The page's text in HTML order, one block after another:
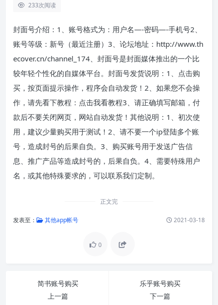
233次阅读
封面号介绍：1、账号格式为：用户名—-密码—-手机号2、
账号等级：新号（最近注册）3、论坛地址：http://www.th
ecover.cn/channel_174、封面号是封面媒体推出的一个比
较年轻个性化的自媒体平台。封面号发货说明：1、点击购
买，按页面提示操作，程序会自动发货！2、如果您不会操
作，请先看下教程：点击我看教程3、请正确填写邮箱，付
款后不要关闭网页，网站自动发货！其他说明：1、初次使
用，建议少量购买用于测试！2、请不要一个ip登陆多个账
号，造成封号的后果自负。3、购买账号用于发送广告信
息、推广产品等造成封号的，后果自负。4、需要特殊用户
名，或其他特殊要求的，可以联系我们定制。
正文完
发表至： 其他app帐号 2021-03-18
0
简书账号购买
上一篇
乐乎账号购买
下一篇